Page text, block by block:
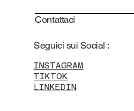
Contattaci
INSTAGRAM
TIKTOK
LINKEDIN
Seguici sui Social :